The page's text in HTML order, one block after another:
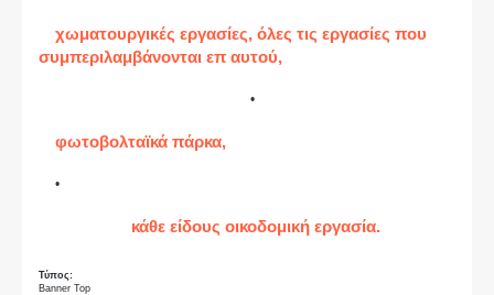
χωματουργικές εργασίες, όλες τις εργασίες που
συμπεριλαμβάνονται επ αυτού,
φωτοβολταϊκά πάρκα,
κάθε είδους οικοδομική εργασία.
Τύπος:
Banner Top